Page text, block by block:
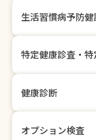
生活習慣病予防健
特定健康診査・
健康診断
オプション検査